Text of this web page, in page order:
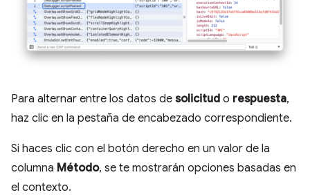
Para alternar entre los datos de solicitud o respuesta,
haz clic en la pestaña de encabezado correspondiente.
Si haces clic con el botón derecho en un valor de la
columna Método, se te mostrarán opciones basadas en
el contexto.